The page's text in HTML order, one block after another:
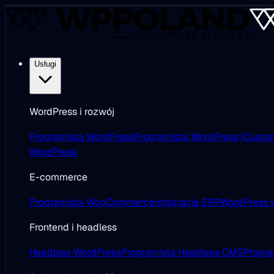
Usługi
WordPress i rozwój
Programista WordPressProgramista WordPress
WordPress
E-commerce
Programista WooCommerceIntegracje ERPWordPress
Frontend i headless
Headless WordPressProgramista Headless CMS